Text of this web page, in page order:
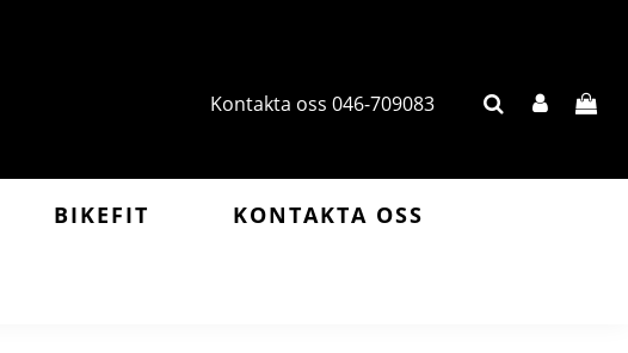
Kontakta oss 046-709083
BIKEFIT KONTAKTA OSS